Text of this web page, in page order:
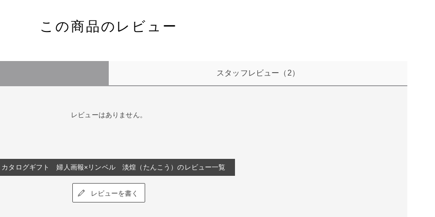
この商品のレビュー
スタッフレビュー （2）
レビューはありません。
カタログギフト 婦人画報×リンベル 淡煌（たんこう）のレビュー一覧
レビューを書く